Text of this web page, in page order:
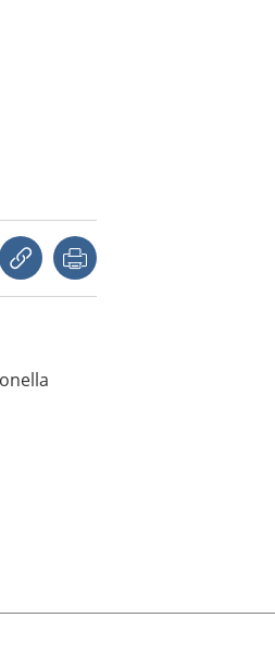
via mejlKopiera länk